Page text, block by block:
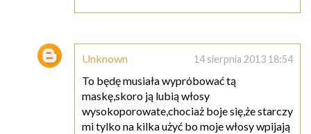
Unknown 14 sierpnia 2013 18:54
To będę musiała wypróbować tą
maskę,skoro ją lubią włosy
wysokoporowate,chociaż boje się,że starczy
mi tylko na kilka użyć bo moje włosy wpijają